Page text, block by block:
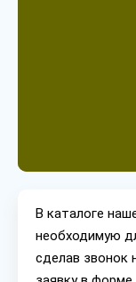
В каталоге
необходимую
сделав звонок